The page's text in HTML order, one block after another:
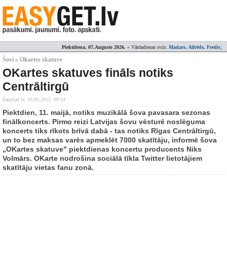
Piektdiena, 07.Augusts 2026. » Vārdadienas svin: Madars, Alfrēds, Fredis;
Šovi » Okartes skatuve
OKartes skatuves fināls notiks
Centrāltirgū
EasyGet.lv, 10.05.2012. 09:34
Piektdien, 11. maijā, notiks muzikālā šova pavasara sezonas
finālkoncerts. Pirmo reizi Latvijas šovu vēsturē noslēguma
koncerts tiks rīkots brīvā dabā - tas notiks Rīgas Centrāltirgū,
un to bez maksas varēs apmeklēt 7000 skatītāju, informē šova
„OKartes skatuve" piektdienas koncertu producents Niks
Volmārs. OKarte nodrošina sociālā tīkla Twitter lietotājiem
skatītāju vietas fanu zonā.